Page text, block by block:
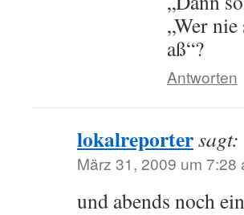
„Wer
aß“?
Antworten
lokalreportersagt:
März 31, 2009 um 7:28
und abends noch